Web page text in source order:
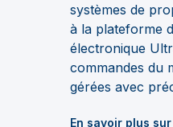
systèmes de
à la plateforme
électronique
commandes du
gérées avec
En savoir plus